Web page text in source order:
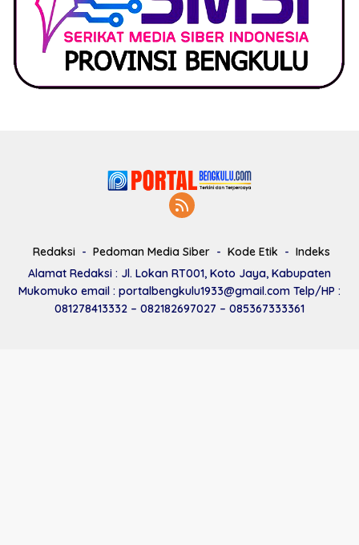
Redaksi Pedoman Media Siber Kode Etik
Indeks
Alamat Redaksi : Jl. Lokan RT001, Koto Jaya, Kabupaten
Mukomuko email : portalbengkulu1933@gmail.com Telp/HP :
081278413332 – 082182697027 – 085367333361